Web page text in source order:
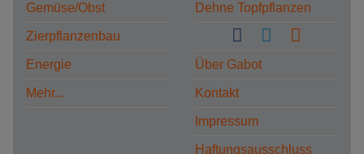
Gemüse/Obst
Zierpflanzenbau
Energie
Mehr...
Dehne Topfpflanzen
Über Gabot
Kontakt
Impressum
Haftungsausschluss